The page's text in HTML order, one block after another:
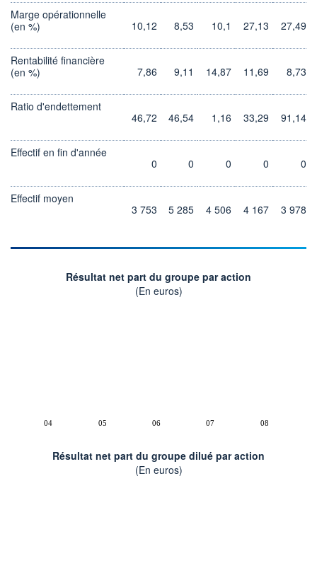
Marge opérationnelle
(en %)
10,12 8,53 10,1 27,13 27,49
Rentabilité financière
(en %)
7,86 9,11 14,87 11,69 8,73
Ratio d'endettement
46,72
46,54 1,16 33,29 91,14
Effectif en fin d'année
0
0 0 0 0
Effectif moyen
3 753
5 285 4 506 4 167 3 978
Résultat net part du groupe par action
(En euros)
04 05 06 07 08
Résultat net part du groupe dilué par action
(En euros)